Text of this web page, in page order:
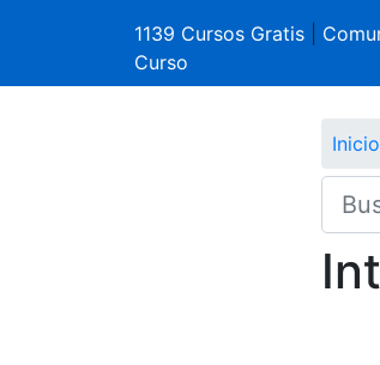
1139 Cursos Gratis
Curso
Inicio